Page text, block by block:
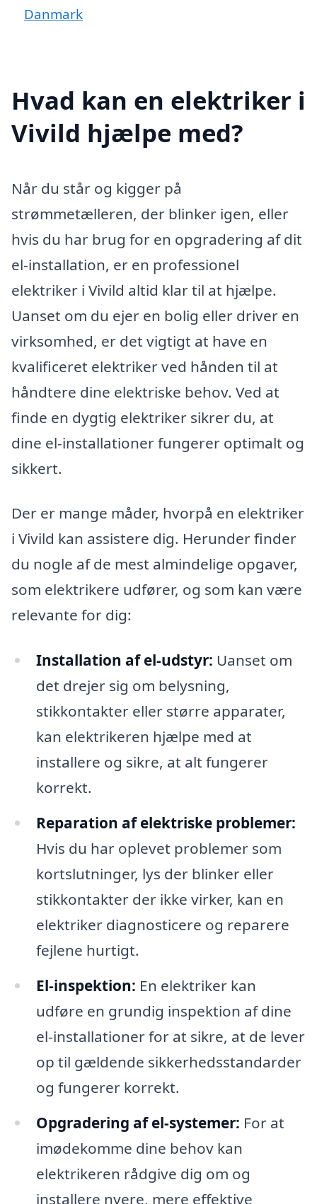
Danmark
Hvad kan en elektriker i
Vivild hjælpe med?
Når du står og kigger på
strømmetælleren, der blinker igen, eller
hvis du har brug for en opgradering af dit
el-installation, er en professionel
elektriker i Vivild altid klar til at hjælpe.
Uanset om du ejer en bolig eller driver en
virksomhed, er det vigtigt at have en
kvalificeret elektriker ved hånden til at
håndtere dine elektriske behov. Ved at
finde en dygtig elektriker sikrer du, at
dine el-installationer fungerer optimalt og
sikkert.
Der er mange måder, hvorpå en elektriker
i Vivild kan assistere dig. Herunder finder
du nogle af de mest almindelige opgaver,
som elektrikere udfører, og som kan være
relevante for dig:
Installation af el-udstyr: Uanset om
det drejer sig om belysning,
stikkontakter eller større apparater,
kan elektrikeren hjælpe med at
installere og sikre, at alt fungerer
korrekt.
Reparation af elektriske problemer:
Hvis du har oplevet problemer som
kortslutninger, lys der blinker eller
stikkontakter der ikke virker, kan en
elektriker diagnosticere og reparere
fejlene hurtigt.
El-inspektion: En elektriker kan
udføre en grundig inspektion af dine
el-installationer for at sikre, at de lever
op til gældende sikkerhedsstandarder
og fungerer korrekt.
Opgradering af el-systemer: For at
imødekomme dine behov kan
elektrikeren rådgive dig om og
installere nyere, mere effektive